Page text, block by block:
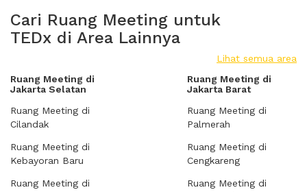
Cari Ruang Meeting untuk
TEDx di Area Lainnya
Lihat semua area
Ruang Meeting di
Jakarta Selatan
Ruang Meeting di
Cilandak
Ruang Meeting di
Kebayoran Baru
Ruang Meeting di
Ruang Meeting di
Jakarta Barat
Ruang Meeting di
Palmerah
Ruang Meeting di
Cengkareng
Ruang Meeting di